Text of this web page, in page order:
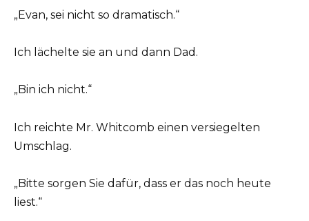
„Evan, sei nicht so dramatisch.“
Ich lächelte sie an und dann Dad.
„Bin ich nicht.“
Ich reichte Mr. Whitcomb einen versiegelten
Umschlag.
„Bitte sorgen Sie dafür, dass er das noch heute
liest.“